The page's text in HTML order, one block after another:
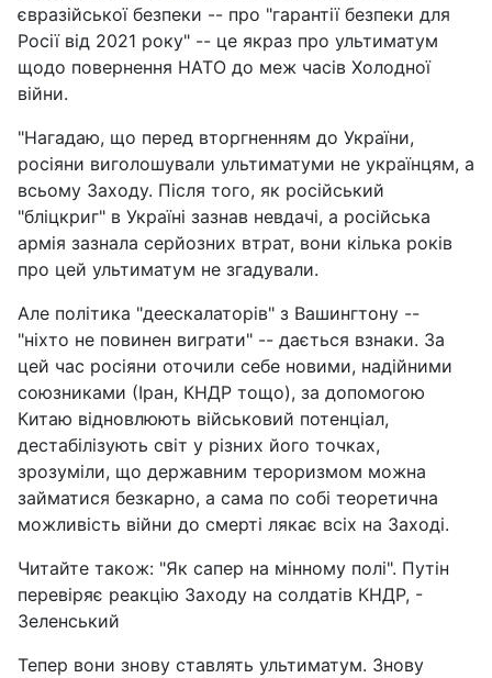
євразійської безпеки -- про "гарантії безпеки для
Росії від 2021 року" -- це якраз про ультиматум
щодо повернення НАТО до меж часів Холодної
війни.
"Нагадаю, що перед вторгненням до України,
росіяни виголошували ультиматуми не українцям, а
всьому Заходу. Після того, як російський
"бліцкриг" в Україні зазнав невдачі, а російська
армія зазнала серйозних втрат, вони кілька років
про цей ультиматум не згадували.
Але політика "деескалаторів" з Вашингтону --
"ніхто не повинен виграти" -- дається взнаки. За
цей час росіяни оточили себе новими, надійними
союзниками (Іран, КНДР тощо), за допомогою
Китаю відновлюють військовий потенціал,
дестабілізують світ у різних його точках,
зрозуміли, що державним тероризмом можна
займатися безкарно, а сама по собі теоретична
можливість війни до смерті лякає всіх на Заході.
Читайте також: "Як сапер на мінному полі". Путін
перевіряє реакцію Заходу на солдатів КНДР, -
Зеленський
Тепер вони знову ставлять ультиматум. Знову